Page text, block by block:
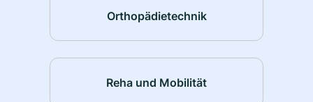
Orthopädietechnik
Reha und Mobilität